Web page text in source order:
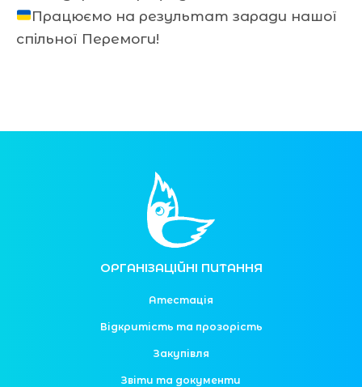
Працюємо на результат заради нашої
спільної Перемоги!
ОРГАНІЗАЦІЙНІ ПИТАННЯ
Атестація
Відкритість та прозорість
Закупівля
Звіти та документи